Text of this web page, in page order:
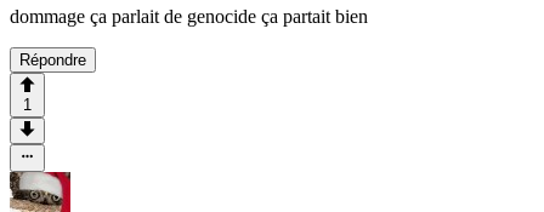
dommage ça parlait de genocide ça partait bien
Répondre
1